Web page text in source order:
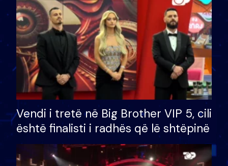
Vendi i tretë në Big Brother VIP 5, cili
është finalisti i radhës që lë shtëpinë